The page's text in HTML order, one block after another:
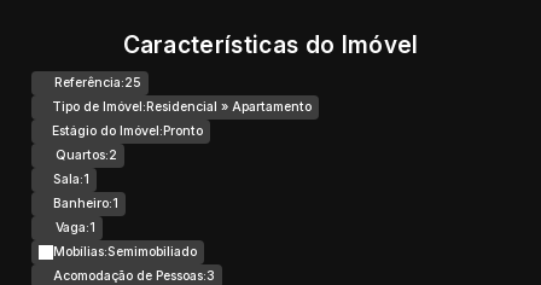
Características do Imóvel
Referência:25
Tipo de Imóvel:Residencial » Apartamento
Estágio do Imóvel:Pronto
Quartos:2
Sala:1
Banheiro:1
Vaga:1
Mobílias:Semimobiliado
Acomodação de Pessoas:3